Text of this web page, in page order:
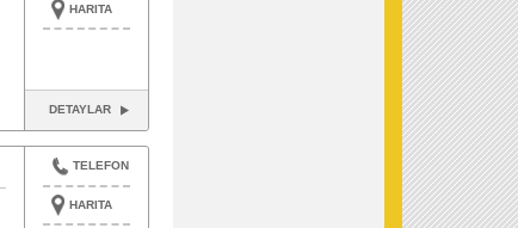
HARITA
DETAYLAR
TELEFON
HARITA